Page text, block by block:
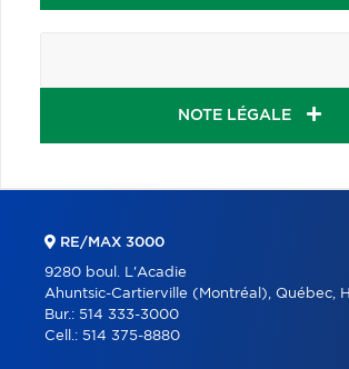
NOTE LÉGALE
RE/MAX 3000
9280 boul. L'Acadie
Ahuntsic-Cartierville (Montréal), Québec,
Bur.: 514 333-3000
Cell.: 514 375-8880